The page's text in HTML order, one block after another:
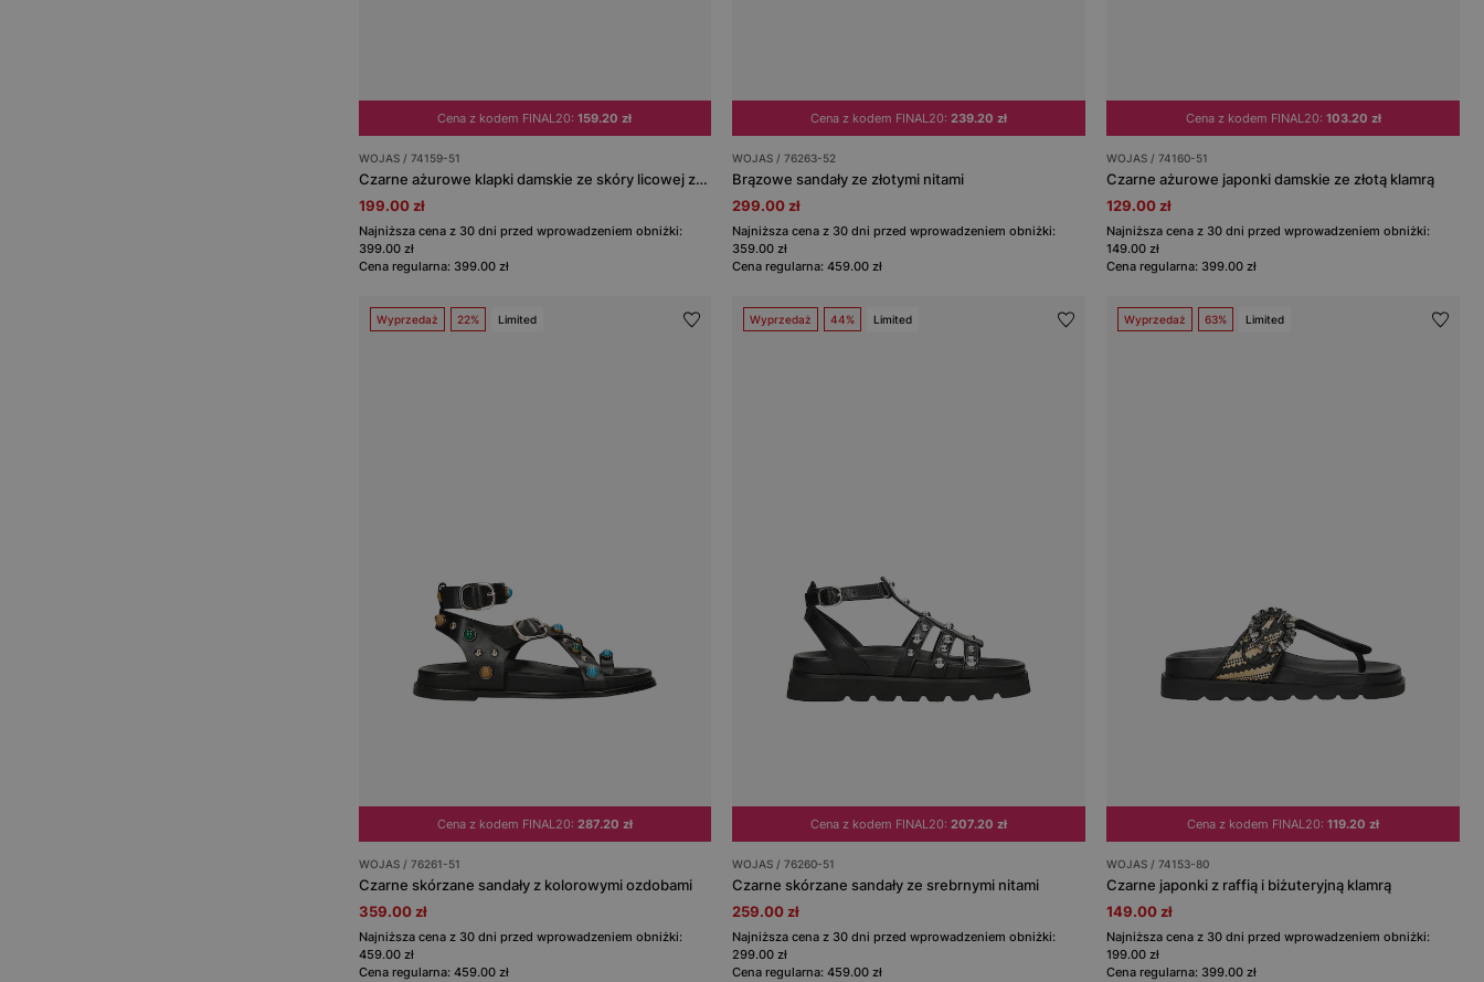
Cena z kodem FINAL20:159.20 zł
WOJAS / 74159-51
Czarne ażurowe klapki damskie ze skóry licowej ze złotymi klamrami
199.00 zł
Najniższa cena z 30 dni przed wprowadzeniem obniżki:
399.00 zł
Cena regularna: 399.00 zł
Cena z kodem FINAL20:239.20 zł
WOJAS / 76263-52
Brązowe sandały ze złotymi nitami
299.00 zł
Najniższa cena z 30 dni przed wprowadzeniem obniżki:
359.00 zł
Cena regularna: 459.00 zł
Cena z kodem FINAL20: 103.20 zł
WOJAS / 74160-51
Czarne ażurowe japonki damskie ze złotą klamrą
129.00 zł
Najniższa cena z 30 dni przed wprowadzeniem obniżki:
149.00 zł
Cena regularna: 399.00 zł
Wyprzedaż 22% Limited
Cena z kodem FINAL20: 287.20 zł
WOJAS / 76261-51
Czarne skórzane sandały z kolorowymi ozdobami
359.00 zł
Najniższa cena z 30 dni przed wprowadzeniem obniżki:
459.00 zł
Cena regularna: 459.00 zł
Wyprzedaż 44% Limited
Cena z kodem FINAL20:207.20 zł
WOJAS / 76260-51
Czarne skórzane sandały ze srebrnymi nitami
259.00 zł
Najniższa cena z 30 dni przed wprowadzeniem obniżki:
299.00 zł
Cena regularna: 459.00 zł
Wyprzedaż 63% Limited
Cena z kodem FINAL20:119.20 zł
WOJAS / 74153-80
Czarne japonki z raffią i biżuteryjną klamrą
149.00 zł
Najniższa cena z 30 dni przed wprowadzeniem obniżki:
199.00 zł
Cena regularna: 399.00 zł